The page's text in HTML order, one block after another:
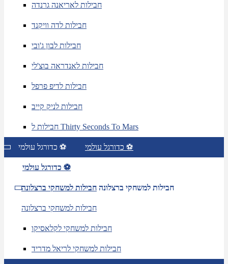
חבילות לאריאנה גרנדה
חבילות לדה וויקנד
חבילות לבון ג'ובי
חבילות לאנדראה בוצ'לי
חבילות לדיפ פרפל
חבילות לניק קייב
חבילות ל Thirty Seconds To Mars
כדורגל עולמי ⚽ כדורגל עולמי ⚽
כדורגל עולמי ⚽
חבילות למשחקי ברצלונה חבילות למשחקי ברצלונה
חבילות למשחקי ברצלונה
חבילות למשחקי לקלאסיקו
חבילות למשחקי לריאל מדריד